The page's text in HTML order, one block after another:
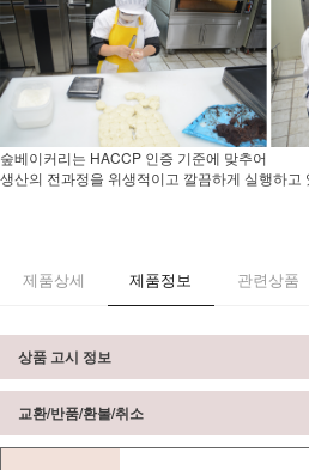
숲베이커리는 HACCP 인증 기준에 맞추어
생산의 전과정을 위생적이고 깔끔하게 실행하고
제품상세 제품정보 관련상품
상품 고시 정보
교환/반품/환불/취소